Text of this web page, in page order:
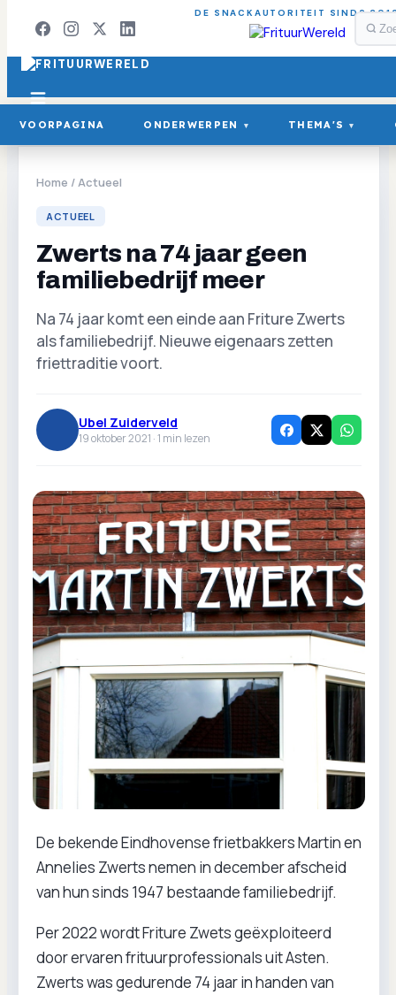
DE SNACKAUTORITEIT SINDS
VOORPAGINA ONDERWERPEN ▾ THEMA'S ▾
Home /Actueel
ACTUEEL
Zwerts na 74 jaar geen
familiebedrijf meer
Na 74 jaar komt een einde aan Friture Zwerts
als familiebedrijf. Nieuwe eigenaars zetten
friettraditie voort.
Ubel Zuiderveld
19 oktober 2021 ·1 min lezen
De bekende Eindhovense frietbakkers Martin en
Annelies Zwerts nemen in december afscheid
van hun sinds 1947 bestaande familiebedrijf.
Per 2022 wordt Friture Zwets geëxploiteerd
door ervaren frituurprofessionals uit Asten.
Zwerts was gedurende 74 jaar in handen van